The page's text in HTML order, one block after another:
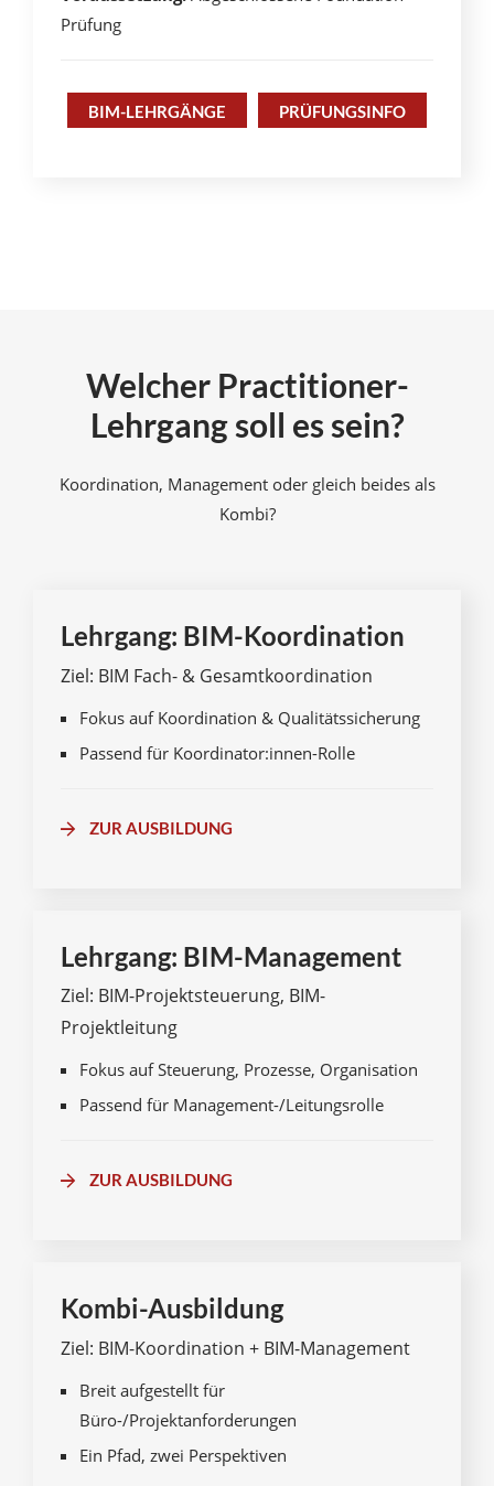
Prüfung
BIM-LEHRGÄNGE PRÜFUNGSINFO
Welcher Practitioner-
Lehrgang soll es sein?
Koordination, Management oder gleich beides als
Kombi?
Lehrgang: BIM-Koordination
Ziel: BIM Fach- & Gesamtkoordination
Fokus auf Koordination & Qualitätssicherung
Passend für Koordinator:innen-Rolle
ZUR AUSBILDUNG
Lehrgang: BIM-Management
Ziel: BIM-Projektsteuerung, BIM-
Projektleitung
Fokus auf Steuerung, Prozesse, Organisation
Passend für Management-/Leitungsrolle
ZUR AUSBILDUNG
Kombi-Ausbildung
Ziel: BIM-Koordination + BIM-Management
Breit aufgestellt für
Büro-/Projektanforderungen
Ein Pfad, zwei Perspektiven